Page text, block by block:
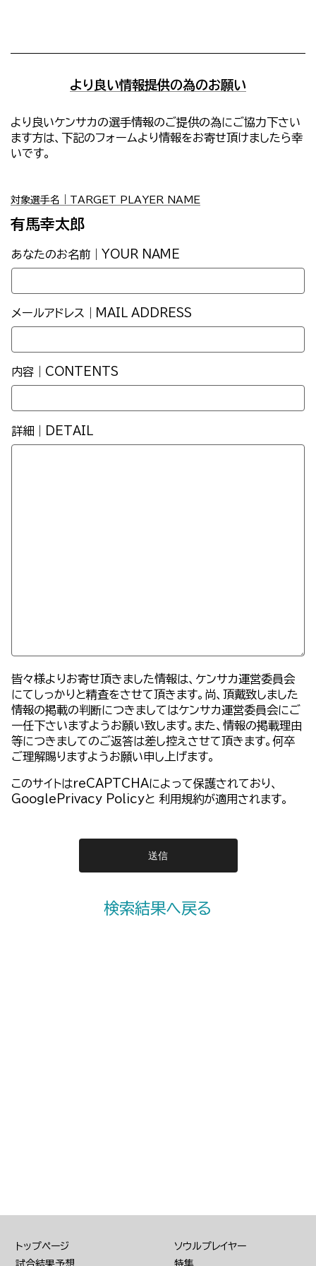
より良い情報提供の為のお願い
より良いケンサカの選手情報のご提供の為にご協力下さい
ます方は、下記のフォームより情報をお寄せ頂けましたら幸
いです。
対象選手名｜TARGET PLAYER NAME
有馬幸太郎
あなたのお名前｜YOUR NAME
メールアドレス｜MAIL ADDRESS
内容｜CONTENTS
詳細｜DETAIL
皆々様よりお寄せ頂きました情報は、ケンサカ運営委員会
にてしっかりと精査をさせて頂きます。尚、頂戴致しました
情報の掲載の判断につきましてはケンサカ運営委員会にご
一任下さいますようお願い致します。また、情報の掲載理由
等につきましてのご返答は差し控えさせて頂きます。何卒
ご理解賜りますようお願い申し上げます。
このサイトはreCAPTCHAによって保護されており、
GooglePrivacy Policyと 利用規約が適用されます。
検索結果へ戻る
トップページ
ソウルプレイヤー
試合結果予想
特集